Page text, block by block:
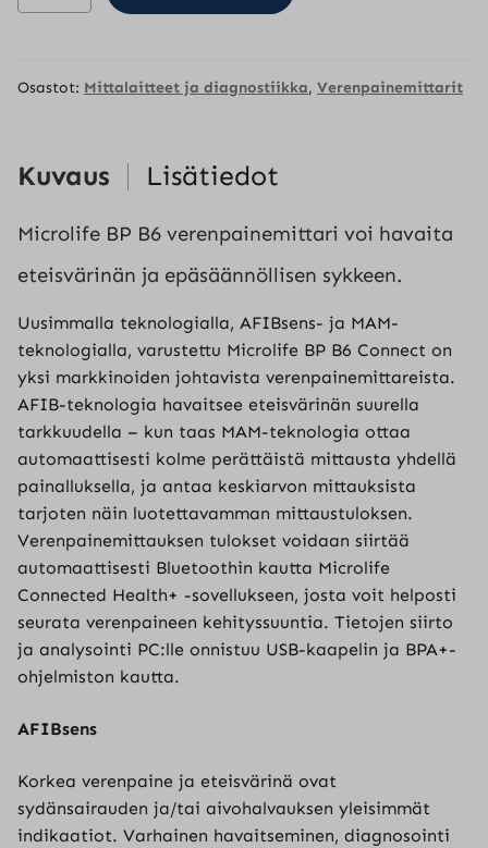
verenpainemittari
Osastot: Mittalaitteet ja diagnostiikka, Verenpainemittarit
Kuvaus Lisätiedot
Microlife BP B6 verenpainemittari voi havaita
eteisvärinän ja epäsäännöllisen sykkeen.
Uusimmalla teknologialla, AFIBsens- ja MAM-
teknologialla, varustettu Microlife BP B6 Connect on
yksi markkinoiden johtavista verenpainemittareista.
AFIB-teknologia havaitsee eteisvärinän suurella
tarkkuudella – kun taas MAM-teknologia ottaa
automaattisesti kolme perättäistä mittausta yhdellä
painalluksella, ja antaa keskiarvon mittauksista
tarjoten näin luotettavamman mittaustuloksen.
Verenpainemittauksen tulokset voidaan siirtää
automaattisesti Bluetoothin kautta Microlife
Connected Health+ -sovellukseen, josta voit helposti
seurata verenpaineen kehityssuuntia. Tietojen siirto
ja analysointi PC:lle onnistuu USB-kaapelin ja BPA+-
ohjelmiston kautta.
AFIBsens
Korkea verenpaine ja eteisvärinä ovat
sydänsairauden ja/tai aivohalvauksen yleisimmät
indikaatiot. Varhainen havaitseminen, diagnosointi